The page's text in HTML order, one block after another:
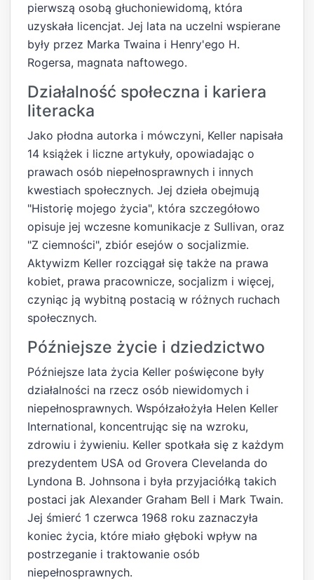
pierwszą osobą głuchoniewidomą, która
uzyskała licencjat. Jej lata na uczelni wspierane
były przez Marka Twaina i Henry'ego H.
Rogersa, magnata naftowego.
Działalność społeczna i kariera
literacka
Jako płodna autorka i mówczyni, Keller napisała
14 książek i liczne artykuły, opowiadając o
prawach osób niepełnosprawnych i innych
kwestiach społecznych. Jej dzieła obejmują
"Historię mojego życia", która szczegółowo
opisuje jej wczesne komunikacje z Sullivan, oraz
"Z ciemności", zbiór esejów o socjalizmie.
Aktywizm Keller rozciągał się także na prawa
kobiet, prawa pracownicze, socjalizm i więcej,
czyniąc ją wybitną postacią w różnych ruchach
społecznych.
Późniejsze życie i dziedzictwo
Późniejsze lata życia Keller poświęcone były
działalności na rzecz osób niewidomych i
niepełnosprawnych. Współzałożyła Helen Keller
International, koncentrując się na wzroku,
zdrowiu i żywieniu. Keller spotkała się z każdym
prezydentem USA od Grovera Clevelanda do
Lyndona B. Johnsona i była przyjaciółką takich
postaci jak Alexander Graham Bell i Mark Twain.
Jej śmierć 1 czerwca 1968 roku zaznaczyła
koniec życia, które miało głęboki wpływ na
postrzeganie i traktowanie osób
niepełnosprawnych.